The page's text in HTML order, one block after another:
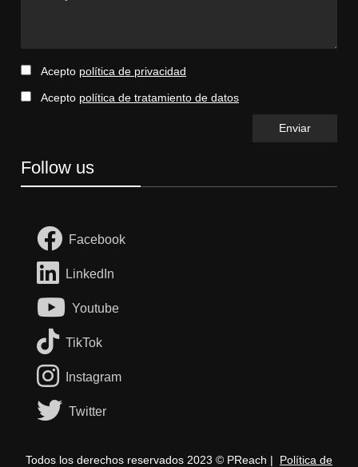
Acepto política de privacidad
Acepto política de tratamiento de datos
Follow us
Facebook
LinkedIn
Youtube
TikTok
Instagram
Twitter
Todos los derechos reservados 2023 © PReach | Política de